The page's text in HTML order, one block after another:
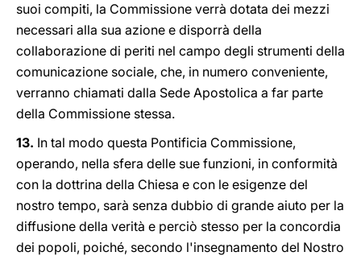
suoi compiti, la Commissione verrà dotata dei mezzi
necessari alla sua azione e disporrà della
collaborazione di periti nel campo degli strumenti della
comunicazione sociale, che, in numero conveniente,
verranno chiamati dalla Sede Apostolica a far parte
della Commissione stessa.
13. In tal modo questa Pontificia Commissione,
operando, nella sfera delle sue funzioni, in conformità
con la dottrina della Chiesa e con le esigenze del
nostro tempo, sarà senza dubbio di grande aiuto per la
diffusione della verità e perciò stesso per la concordia
dei popoli, poiché, secondo l'insegnamento del Nostro